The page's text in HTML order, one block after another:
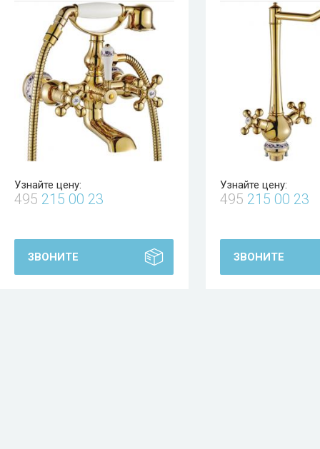
Узнайте цену:
495 215 00 23
ЗВОНИТЕ
Узнайте цену:
495 215 00 23
ЗВОНИТЕ